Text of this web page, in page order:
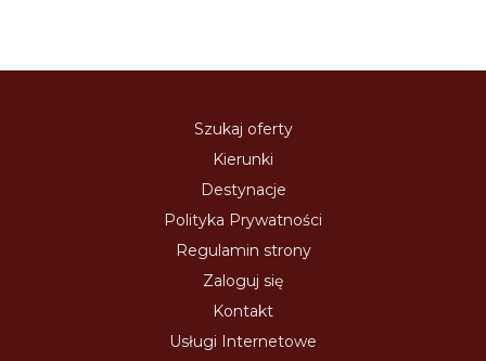
Szukaj oferty
Kierunki
Destynacje
Polityka Prywatności
Regulamin strony
Zaloguj się
Kontakt
Usługi Internetowe